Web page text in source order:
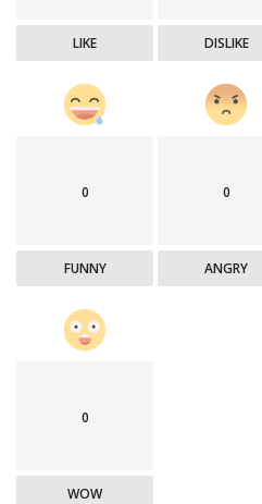
LIKE DISLIKE
0
FUNNY
0
ANGRY
0
WOW